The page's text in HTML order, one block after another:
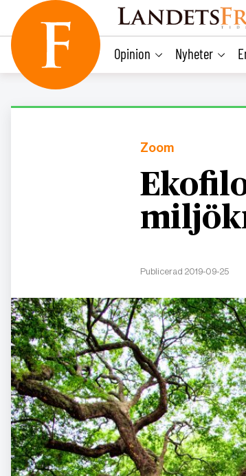
content
Opinion Nyheter
Zoom
Publicerad 2019-09-25